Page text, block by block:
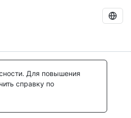
Для повышения
справку по